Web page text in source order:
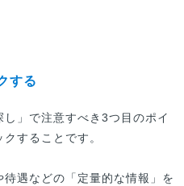
する
」で注意すべき3つ目のポイ
することです。
遇などの「定量的な情報」を